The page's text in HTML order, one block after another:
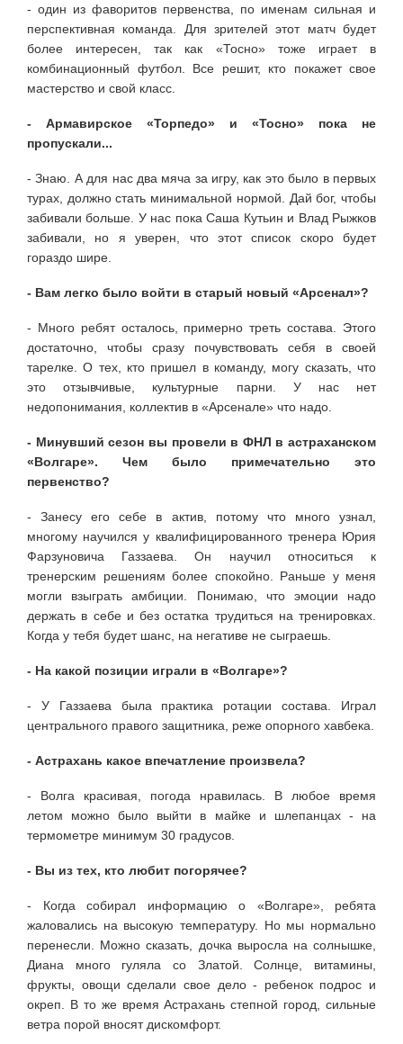
- один из фаворитов первенства, по именам сильная и
перспективная команда. Для зрителей этот матч будет
более интересен, так как «Тосно» тоже играет в
комбинационный футбол. Все решит, кто покажет свое
мастерство и свой класс.
- Армавирское «Торпедо» и «Тосно» пока не
пропускали...
- Знаю. А для нас два мяча за игру, как это было в первых
турах, должно стать минимальной нормой. Дай бог, чтобы
забивали больше. У нас пока Саша Кутьин и Влад Рыжков
забивали, но я уверен, что этот список скоро будет
гораздо шире.
- Вам легко было войти в старый новый «Арсенал»?
- Много ребят осталось, примерно треть состава. Этого
достаточно, чтобы сразу почувствовать себя в своей
тарелке. О тех, кто пришел в команду, могу сказать, что
это отзывчивые, культурные парни. У нас нет
недопонимания, коллектив в «Арсенале» что надо.
- Минувший сезон вы провели в ФНЛ в астраханском
«Волгаре». Чем было примечательно это
первенство?
- Занесу его себе в актив, потому что много узнал,
многому научился у квалифицированного тренера Юрия
Фарзуновича Газзаева. Он научил относиться к
тренерским решениям более спокойно. Раньше у меня
могли взыграть амби­ции. Понимаю, что эмоции надо
держать в себе и без остатка трудиться на трениров­ках.
Когда у тебя будет шанс, на негативе не сыграешь.
- На какой позиции играли в «Вол­гаре»?
- У Газзаева была практика ротации состава. Играл
центрального правого за­щитника, реже опорного хавбека.
- Астрахань какое впечатление про­извела?
- Волга красивая, погода нравилась. В любое время
летом можно было выйти в майке и шлепанцах - на
термометре мини­мум 30 градусов.
- Вы из тех, кто любит погорячее?
- Когда собирал информацию о «Вол­гаре», ребята
жаловались на высокую тем­пературу. Но мы нормально
перенесли. Можно сказать, дочка выросла на солныш­ке,
Диана много гуляла со Златой. Солнце, витамины,
фрукты, овощи сделали свое дело - ребенок подрос и
окреп. В то же вре­мя Астрахань степной город, сильные
ветра порой вносят дискомфорт.